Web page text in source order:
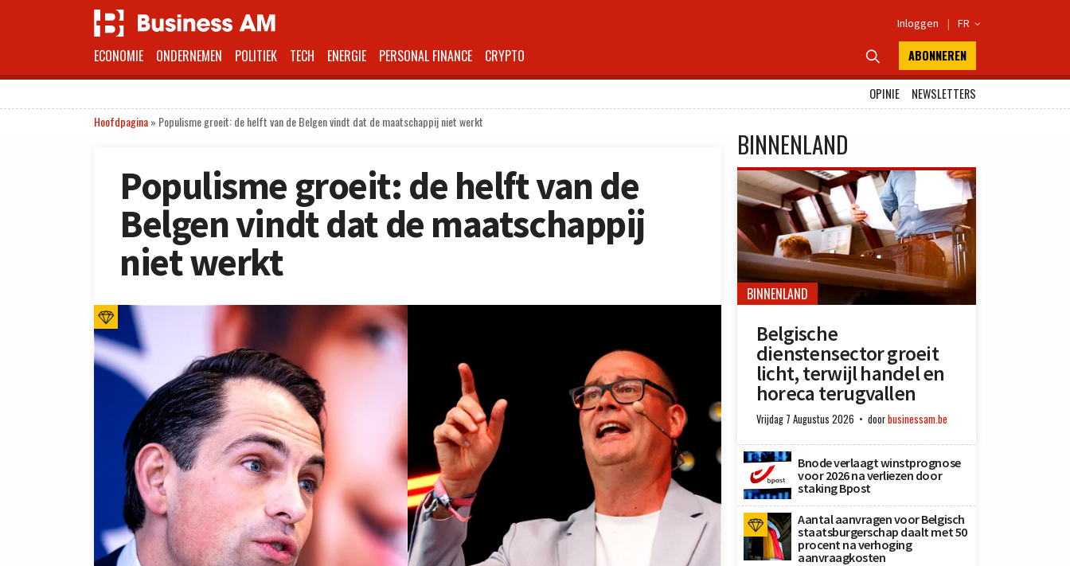
Inloggen | FR 
ECONOMIE ONDERNEMEN POLITIEK TECH ENERGIE PERSONAL FINANCE CRYPTO  ABONNEREN
OPINIE
NEWSLETTERS
Hoofdpagina» Populisme groeit: de helft van de Belgen vindt dat de maatschappij niet werkt
Populisme groeit: de helft van de
Belgen vindt dat de maatschappij
niet werkt
BINNENLAND
BINNENLAND
Belgische
dienstensector groeit
licht, terwijl handel en
horeca terugvallen
Vrijdag 7 Augustus 2026 doorbusinessam.be
Bnode verlaagt winstprognose
voor 2026 na verliezen door
staking Bpost
Aantal aanvragen voor Belgisch
staatsburgerschap daalt met 50
procent na verhoging
aanvraagkosten